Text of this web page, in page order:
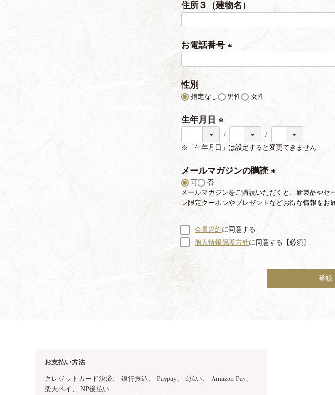
須
住所３（建物名）
お電話番号
)
性別
指定なし 男性 女性
生年月日
必
)
※「生年月日」は設定すると変更できません
メールマガジンの購読
必
可
否
メールマガジンをご購読いただくと、新製品やセ
ン限定クーポンやプレゼントなどお得な情報をお
会員規約に同意する
個人情報保護方針に同意する【必須】
登録
お支払い方法
クレジットカード決済、 銀行振込、 Paypay、 d払い、 Amazon Pay、
楽天ペイ、 NP後払い